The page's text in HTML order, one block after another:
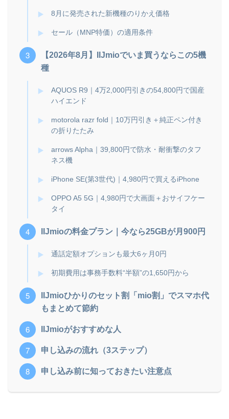
8月に発売された新機種のりかえ価格
セール（MNP特価）の適用条件
【2026年8月】IIJmioでいま買うならこの5機
種
AQUOS R9｜4万2,000円引きの54,800円で国産
ハイエンド
motorola razr fold｜10万円引き＋純正ペン付き
の折りたたみ
arrows Alpha｜39,800円で防水・耐衝撃のタフ
ネス機
iPhone SE(第3世代)｜4,980円で買えるiPhone
OPPO A5 5G｜4,980円で大画面＋おサイフケー
タイ
IIJmioの料金プラン｜今なら25GBが月900円
通話定額オプションも最大6ヶ月0円
初期費用は事務手数料“半額”の1,650円から
IIJmioひかりのセット割「mio割」でスマホ代
もまとめて節約
IIJmioがおすすめな人
申し込みの流れ（3ステップ）
申し込み前に知っておきたい注意点